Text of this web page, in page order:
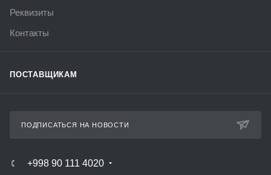
Реквизиты
Контакты
ПОСТАВЩИКАМ
ПОДПИСАТЬСЯ НА НОВОСТИ
+998 90 111 4020